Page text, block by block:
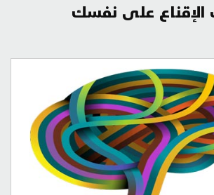
الإقناع على نفسك